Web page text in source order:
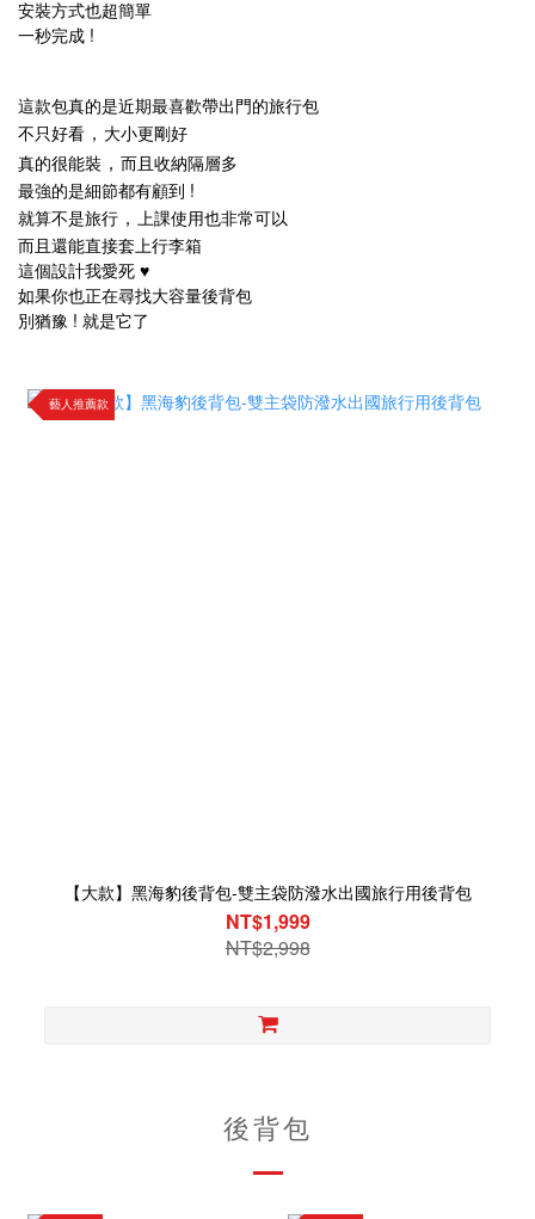
安裝方式也超簡單​
一秒完成 !
這款包真的是近期最喜歡帶出門的旅行包​
不只好看 ， 大小更剛好​
真的很能裝 ， 而且收納隔層多​
最強的是細節都有顧到 !
就算不是旅行 ， 上課使用也非常可以​
而且還能直接套上行李箱​
這個設計我愛死 ♥​
如果你也正在尋找大容量後背包​
別猶豫 ! 就是它了​
藝人推薦款
【大款】黑海豹後背包-雙主袋防潑水出國旅行用後背包
NT$1,999
NT$2,998
後背包